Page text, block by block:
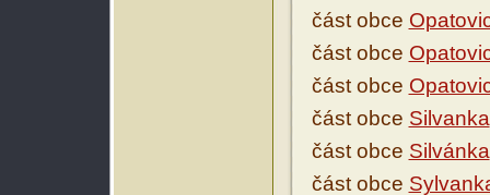
část obce
část obce
část obce
část obce Silvanka
část obce Silvánka
část obce